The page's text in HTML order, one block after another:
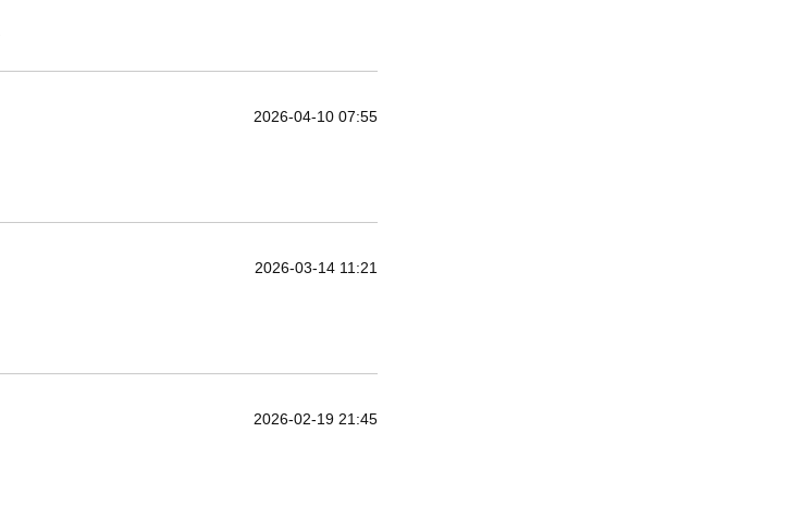
2026-04-10 07:55
2026-03-14 11:21
2026-02-19 21:45